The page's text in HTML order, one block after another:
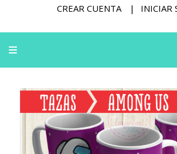
CREAR CUENTA INICIAR